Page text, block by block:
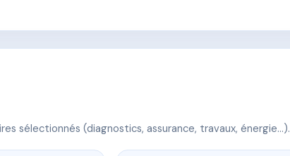
sélectionnés (diagnostics, assurance, travaux, énergie…).